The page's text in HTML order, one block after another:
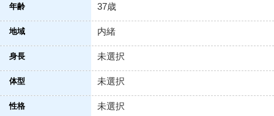
年齢 37歳
地域 内緒
身長 未選択
体型 未選択
性格 未選択